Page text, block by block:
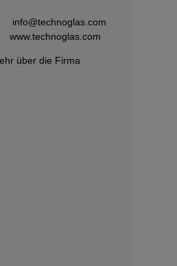
info@technoglas.com
www.technoglas.com
über die Firma